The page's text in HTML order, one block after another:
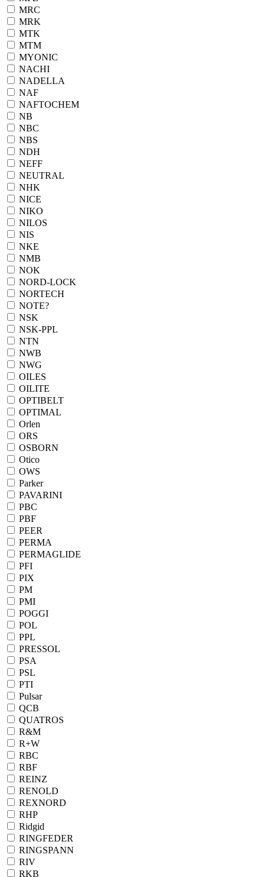
MRC
MRK
MTK
MTM
MYONIC
NACHI
NADELLA
NAF
NAFTOCHEM
NB
NBC
NBS
NDH
NEFF
NEUTRAL
NHK
NICE
NIKO
NILOS
NIS
NKE
NMB
NOK
NORD-LOCK
NORTECH
NOTE?
NSK
NSK-PPL
NTN
NWB
NWG
OILES
OILITE
OPTIBELT
OPTIMAL
Orlen
ORS
OSBORN
Otico
OWS
Parker
PAVARINI
PBC
PBF
PEER
PERMA
PERMAGLIDE
PFI
PIX
PM
PMI
POGGI
POL
PPL
PRESSOL
PSA
PSL
PTI
Pulsar
QCB
QUATROS
R&M
R+W
RBC
RBF
REINZ
RENOLD
REXNORD
RHP
Ridgid
RINGFEDER
RINGSPANN
RIV
RKB